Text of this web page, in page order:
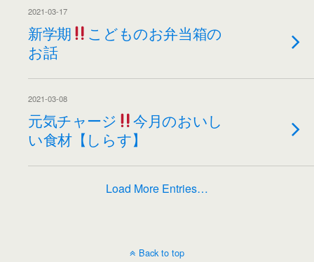
2021-03-17
新学期
こどものお弁当箱の
お話
2021-03-08
元気チャージ
今月のおいし
い食材【しらす】
Load More Entries…
Back to top